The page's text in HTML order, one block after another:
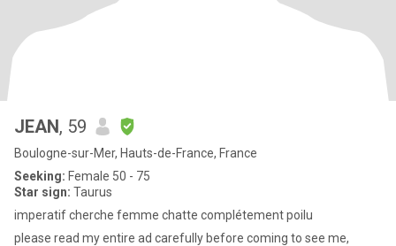
JEAN, 59
Boulogne-sur-Mer, Hauts-de-France, France
Seeking: Female 50 - 75
Star sign: Taurus
imperatif cherche femme chatte complétement poilu
please read my entire ad carefully before coming to see me,